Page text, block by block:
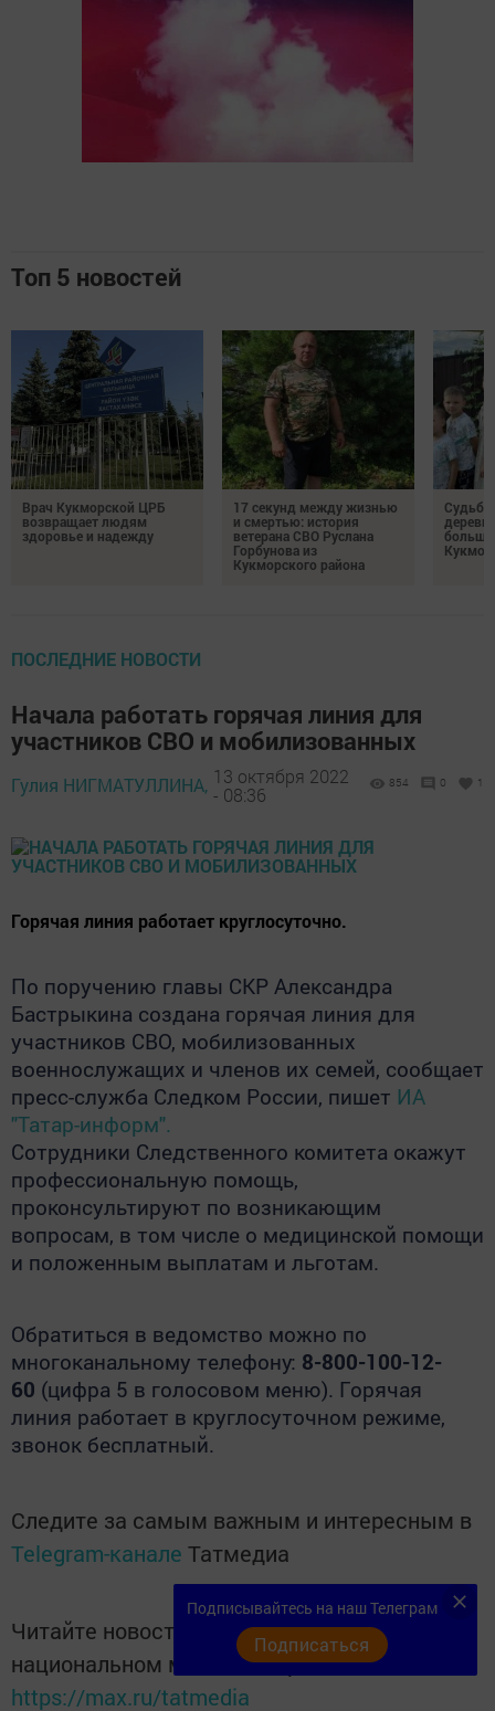
Топ 5 новостей
Врач Кукморской ЦРБ
возвращает людям
здоровье и надежду
17 секунд между жизнью
и смертью: история
ветерана СВО Руслана
Горбунова из
Кукморского района
Судьба
ПОСЛЕДНИЕ НОВОСТИ
Начала работать горячая линия для
участников СВО и мобилизованных
Гулия НИГМАТУЛЛИНА, 13 октября 2022
- 08:36
854 0 1
Горячая линия работает круглосуточно.
По поручению главы СКР Александра
Бастрыкина создана горячая линия для
участников СВО, мобилизованных
военнослужащих и членов их семей, сообщает
пресс-служба Следком России, пишет ИА
"Татар-информ".
Сотрудники Следственного комитета окажут
профессиональную помощь,
проконсультируют по возникающим
вопросам, в том числе о медицинской помощи
и положенным выплатам и льготам.
Обратиться в ведомство можно по
многоканальному телефону: 8-800-100-12-
60 (цифра 5 в голосовом меню). Горячая
линия работает в круглосуточном режиме,
звонок бесплатный.
Следите за самым важным и интересным в
Telegram-канале Татмедиа
Читайте новости Татарстана в
национальном мессенджере MАХ:
https://max.ru/tatmedia
Подписывайтесь на наш Телеграм
Подписаться